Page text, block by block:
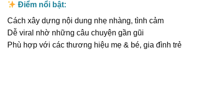
Điểm nổi bật:
Cách xây dựng nội dung nhẹ nhàng, tình cảm
Dễ viral nhờ những câu chuyện gần gũi
Phù hợp với các thương hiệu mẹ & bé, gia đình trẻ